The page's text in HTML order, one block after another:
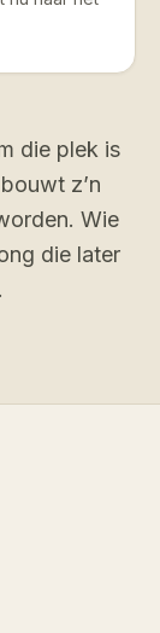
die plek is
z’n
Wie
die later